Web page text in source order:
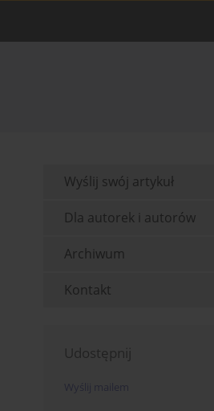
Wyślij swój artykuł
Dla autorek i autorów
Archiwum
Kontakt
Udostępnij
Wyślij mailem